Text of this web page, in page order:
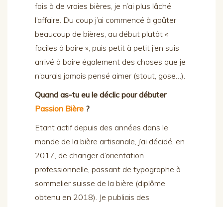
fois à de vraies bières, je n’ai plus lâché
l’affaire. Du coup j’ai commencé à goûter
beaucoup de bières, au début plutôt «
faciles à boire », puis petit à petit j’en suis
arrivé à boire également des choses que je
n’aurais jamais pensé aimer (stout, gose…).
Quand as-tu eu le déclic pour débuter
Passion Bière ?
Etant actif depuis des années dans le
monde de la bière artisanale, j’ai décidé, en
2017, de changer d’orientation
professionnelle, passant de typographe à
sommelier suisse de la bière (diplôme
obtenu en 2018). Je publiais des